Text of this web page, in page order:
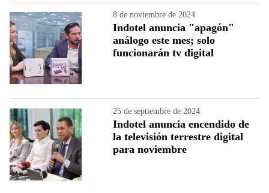
8 de noviembre de 2024
Indotel anuncia "apagón"
análogo este mes; solo
funcionarán tv digital
25 de septiembre de 2024
Indotel anuncia encendido de
la televisión terrestre digital
para noviembre